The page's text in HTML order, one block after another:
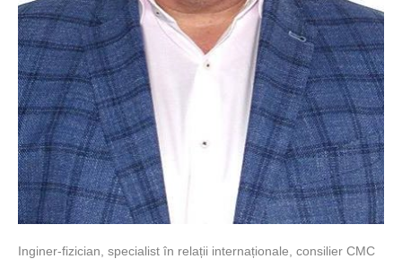
Inginer-fizician, specialist în relații internaționale, consilier CMC